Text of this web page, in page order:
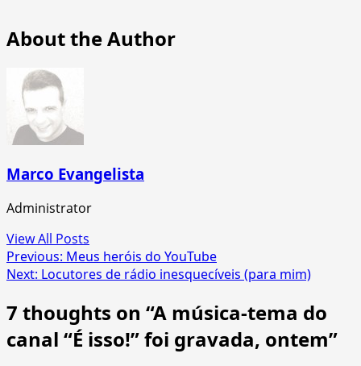
About the Author
Marco Evangelista
Administrator
View All Posts
Post
navigation
Previous: Meus heróis do YouTube
Next: Locutores de rádio inesquecíveis (para mim)
7 thoughts on “A música-tema do
canal “É isso!” foi gravada, ontem”